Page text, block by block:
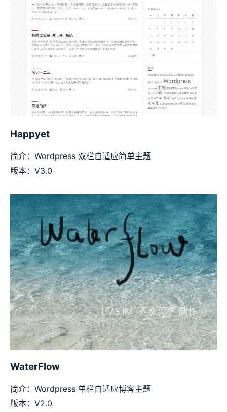
Happyet
简介：Wordpress 双栏自适应简单主题
版本：V3.0
WaterFlow
简介：Wordpress 单栏自适应博客主题
版本：V2.0